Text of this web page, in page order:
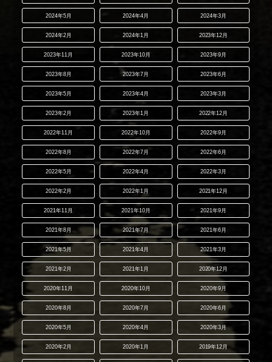
2024年5月 2024年4月 2024年3月
2024年2月 2024年1月 2023年12月
2023年11月 2023年10月 2023年9月
2023年8月 2023年7月 2023年6月
2023年5月 2023年4月 2023年3月
2023年2月 2023年1月 2022年12月
2022年11月 2022年10月 2022年9月
2022年8月 2022年7月 2022年6月
2022年5月 2022年4月 2022年3月
2022年2月 2022年1月 2021年12月
2021年11月 2021年10月 2021年9月
2021年8月 2021年7月 2021年6月
2021年5月 2021年4月 2021年3月
2021年2月 2021年1月 2020年12月
2020年11月 2020年10月 2020年9月
2020年8月 2020年7月 2020年6月
2020年5月 2020年4月 2020年3月
2020年2月 2020年1月 2019年12月